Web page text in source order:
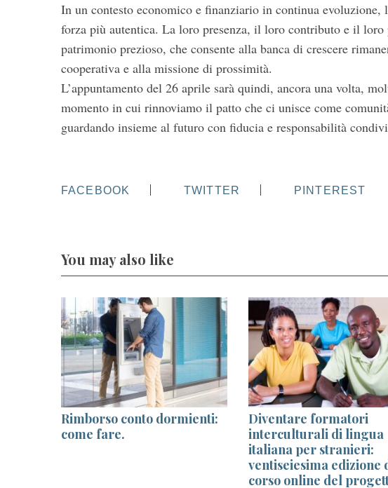
In un contesto economico e finanziario in continua evoluzione,
forza più autentica. La loro presenza, il loro contributo e il loro
patrimonio prezioso, che consente alla banca di crescere
cooperativa e alla missione di prossimità.
L’appuntamento del 26 aprile sarà quindi, ancora una volta,
momento in cui rinnoviamo il patto che ci unisce come
guardando insieme al futuro con fiducia e responsabilità
FACEBOOK TWITTER PINTEREST
You may also like
Rimborso conto dormienti:
come fare.
Diventare formatori
interculturali di lingua
italiana per stranieri:
ventiseiesima edizione
corso online del